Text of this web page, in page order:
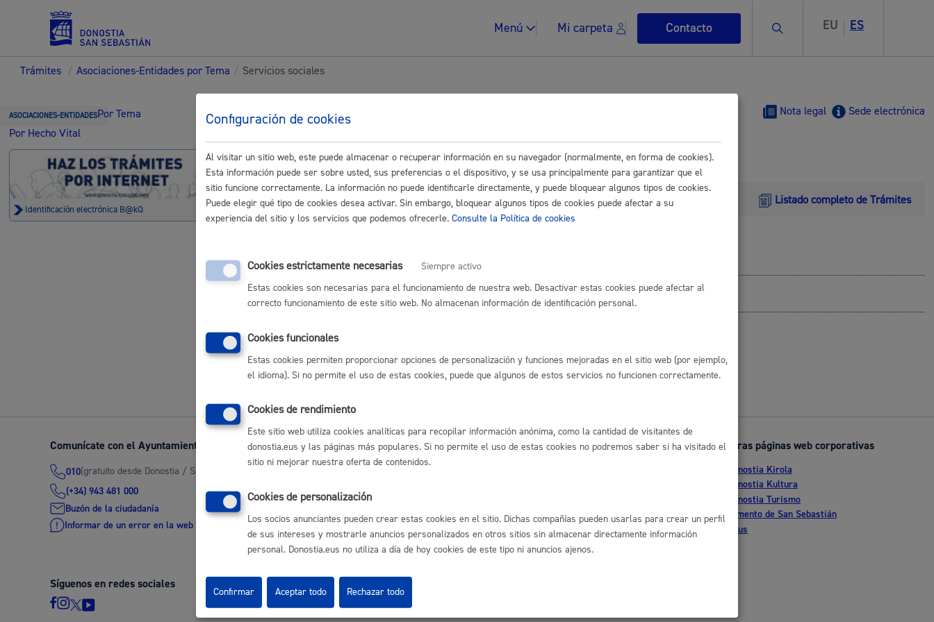
Menú Mi carpeta Contacto Buscar EU ES
Servicios
Padrón y asuntos personales Impuestos y multas
Seguridad ciudadana y emergencias
Salud Pública, animales y consumo
Infancia y juventud
Trámites / Asociaciones-Entidades por Tema / Servicios sociales
ASOCIACIONES-ENTIDADESPor Tema
Por Hecho Vital
Identificación electrónica B@kQ
Trámites para Asociaciones-
Entidades
Sede electrónica
Nota legal
Buscar Listado completo de Trámites
Servicios sociales
Personas mayores, dependencia, discapacidad
Volver al índice Volver atrás
Comunícate con el Ayuntamiento de Donostia / San Sebastián
010(gratuito desde Donostia / San Sebastián)
(+34) 943 481 000
Buzón de la ciudadanía
Informar de un error en la web
Enlaces útiles
Mapas - GeoDonostia
Sala de prensa
Mapa web
Otras páginas web corporativas
Donostia Kirola
Donostia Kultura
Donostia Turismo
Fomento de San Sebastián
Dbus
Síguenos en redes sociales
Configuración de cookies
Al visitar un sitio web, este puede almacenar o recuperar información en su navegador (normalmente, en forma de cookies).
Esta información puede ser sobre usted, sus preferencias o el dispositivo, y se usa principalmente para garantizar que el
sitio funcione correctamente. La información no puede identificarle directamente, y puede bloquear algunos tipos de cookies.
Puede elegir qué tipo de cookies desea activar. Sin embargo, bloquear algunos tipos de cookies puede afectar a su
experiencia del sitio y los servicios que podemos ofrecerle. Consulte la Política de cookies
Cookies estrictamente necesarias
Siempre activo
Estas cookies son necesarias para el funcionamiento de nuestra web. Desactivar estas cookies puede afectar al
correcto funcionamiento de este sitio web. No almacenan información de identificación personal.
Cookies funcionales
Estas cookies permiten proporcionar opciones de personalización y funciones mejoradas en el sitio web (por ejemplo,
el idioma). Si no permite el uso de estas cookies, puede que algunos de estos servicios no funcionen correctamente.
Cookies de rendimiento
Este sitio web utiliza cookies analíticas para recopilar información anónima, como la cantidad de visitantes de
donostia.eus y las páginas más populares. Si no permite el uso de estas cookies no podremos saber si ha visitado el
sitio ni mejorar nuestra oferta de contenidos.
Cookies de personalización
Los socios anunciantes pueden crear estas cookies en el sitio. Dichas compañías pueden usarlas para crear un perfil
de sus intereses y mostrarle anuncios personalizados en otros sitios sin almacenar directamente información
personal. Donostia.eus no utiliza a día de hoy cookies de este tipo ni anuncios ajenos.
Rechazar todo
Confirmar Aceptar todo